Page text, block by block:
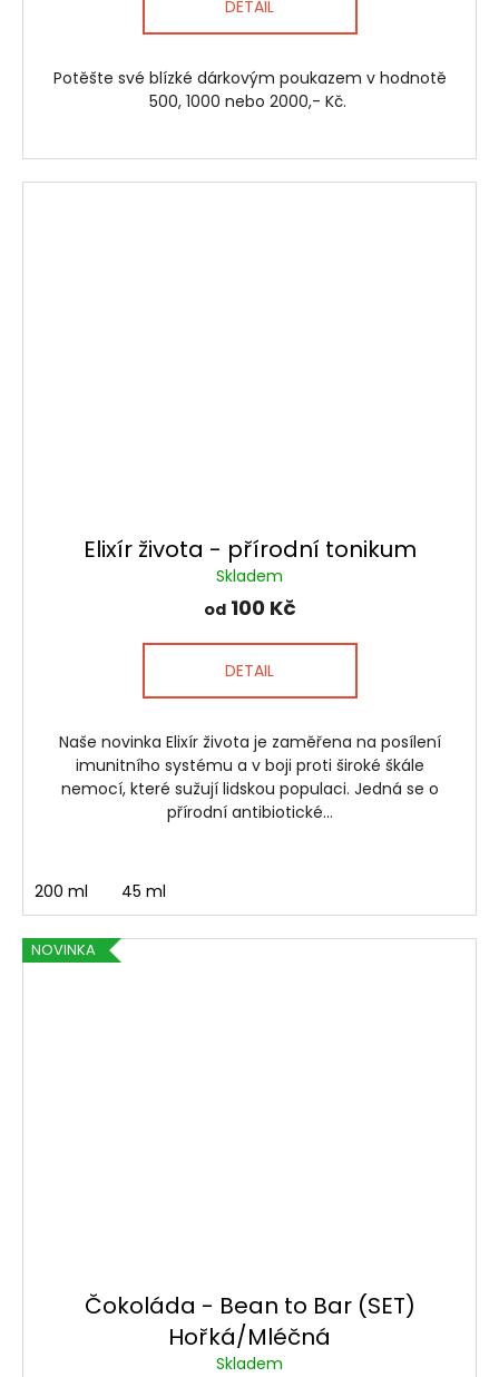
DETAIL
Potěšte své blízké dárkovým poukazem v hodnotě
500, 1000 nebo 2000,- Kč.
Elixír života - přírodní tonikum
Skladem
od100 Kč
DETAIL
Naše novinka Elixír života je zaměřena na posílení
imunitního systému a v boji proti široké škále
nemocí, které sužují lidskou populaci. Jedná se o
přírodní antibiotické...
200 ml 45 ml
NOVINKA
Čokoláda - Bean to Bar (SET)
Hořká/Mléčná
Skladem